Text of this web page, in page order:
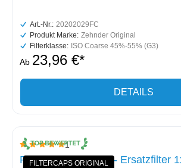
Art.-Nr.: 20202029FC
Produkt Marke: Zehnder Original
Filterklasse: ISO Coarse 45%-55% (G3)
Ab 23,96 €*
DETAILS
FILTERCAPS ORIGINAL
Durchschnittliche Bewertung von 5 von 5
1
Paul Focus (F) 200 - Ersatzfilter